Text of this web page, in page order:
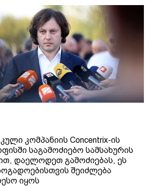
კომპანიის Concentrix-ის
საგამოძიებო სამსახურის
დაელოდეთ გამოძიებას, ეს
შეიძლება
იყოს